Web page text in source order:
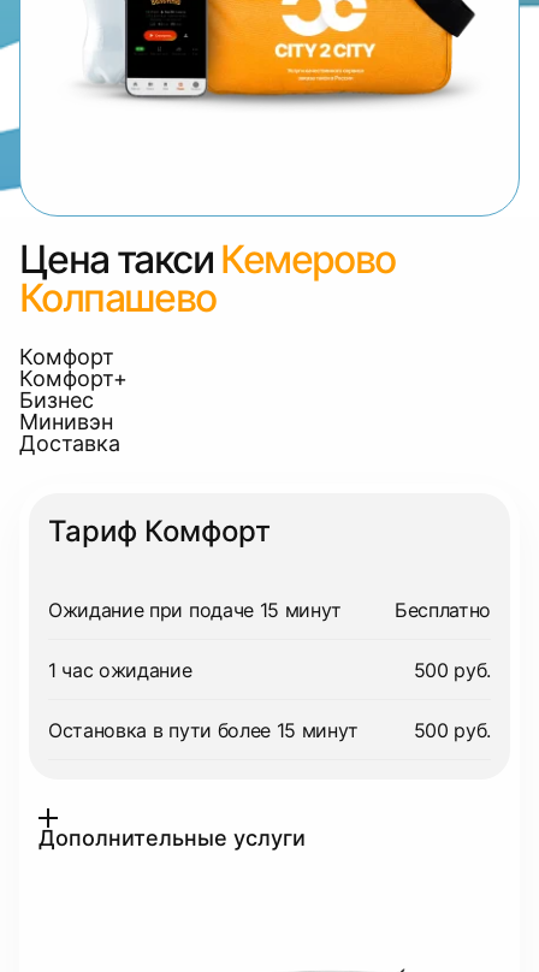
Цена такси Кемерово
Колпашево
Комфорт
Комфорт+
Бизнес
Минивэн
Доставка
Тариф Комфорт
Ожидание при подаче 15 минут Бесплатно
1 час ожидание 500 руб.
Остановка в пути более 15 минут 500 руб.
Дополнительные услуги